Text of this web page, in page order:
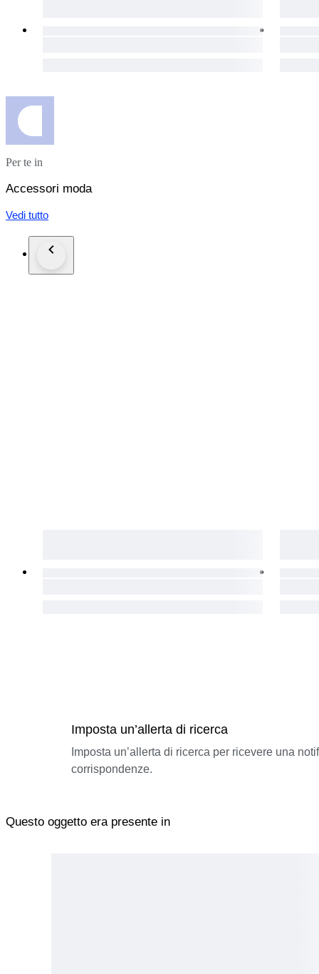
Per te in
Accessori moda
Vedi tutto
Imposta un’allerta di ricerca
Imposta un’allerta di ricerca per ricevere una
corrispondenze.
Questo oggetto era presente in